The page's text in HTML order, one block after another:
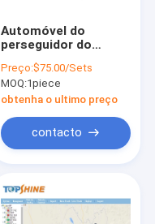
Automóvel do
perseguidor do
4G ARM9 GPS que
segue o dispositivo
nenhum Sim Card
Preço:$75.00/Sets
MOQ:1piece
obtenha o ultimo preço
contacto